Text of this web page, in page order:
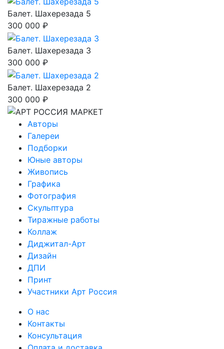
Балет. Шахерезада 5
300 000 ₽
Балет. Шахерезада 3
300 000 ₽
Балет. Шахерезада 2
300 000 ₽
Авторы
Галереи
Подборки
Юные авторы
Живопись
Графика
Фотография
Скульптура
Тиражные работы
Коллаж
Диджитал-Арт
Дизайн
ДПИ
Принт
Участники Арт Россия
О нас
Контакты
Консультация